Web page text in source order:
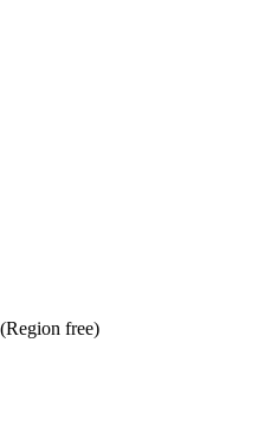
free)